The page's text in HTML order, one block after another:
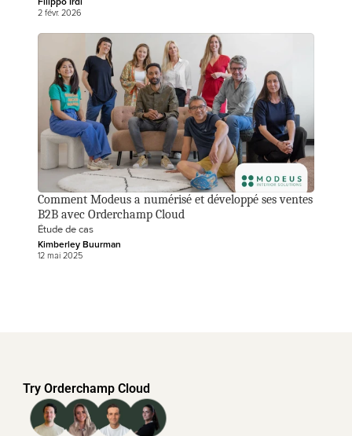
2 févr. 2026
Comment Modeus a numérisé et développé ses ventes
B2B avec Orderchamp Cloud
Étude de cas
Kimberley Buurman
12 mai 2025
Try Orderchamp Cloud